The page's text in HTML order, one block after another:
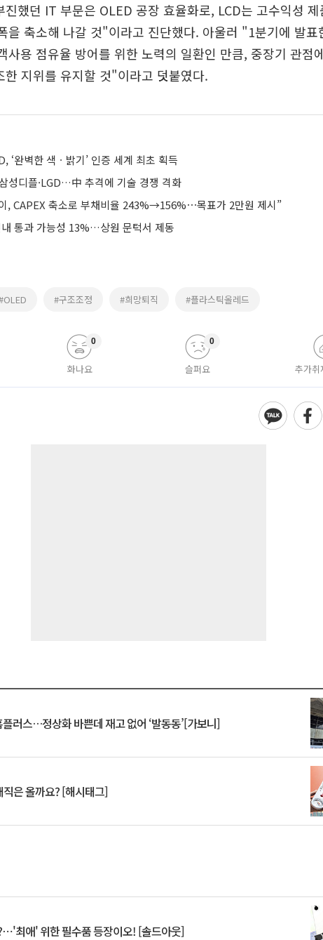
했던 IT 부문은 OLED 공장 효율화로, LCD는 고수익성 제
을 축소해 나갈 것"이라고 진단했다. 아울러 "1분기에 발표
사용 점유율 방어를 위한 노력의 일환인 만큼, 중장기 관점
한 지위를 유지할 것"이라고 덧붙였다.
‘완벽한 색ㆍ밝기’ 인증 세계 최초 획득
성디플·LGD…中 추격에 기술 경쟁 격화
, CAPEX 축소로 부채비율 243%→156%⋯목표가 2만원 제시”
통과 가능성 13%…상원 문턱서 제동
#구조조정 #희망퇴직 #플라스틱올레드
화나요
0
슬퍼요
0
추가취
러스…정상화 바쁜데 재고 없어 ‘발동동’[가보니]
은 올까요? [해시태그]
최애' 위한 필수품 등장이오! [솔드아웃]